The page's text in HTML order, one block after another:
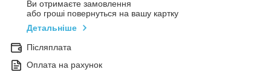
Ви отримаєте замовлення
або гроші повернуться на вашу картку
Детальніше
Післяплата
Оплата на рахунок